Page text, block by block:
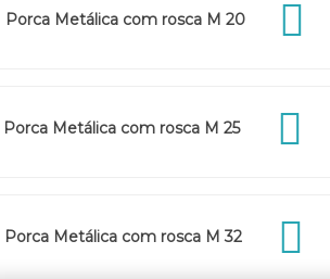
Porca Metálica com rosca M 20
Porca Metálica com rosca M 25
Porca Metálica com rosca M 32